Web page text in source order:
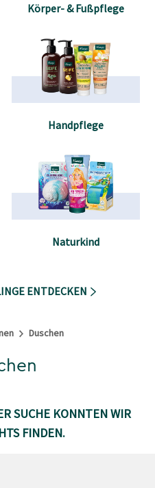
Körper- & Fußpflege
Handpflege
Naturkind
ENTDECKEN
Duschen
SUCHE KONNTEN WIR
FINDEN.